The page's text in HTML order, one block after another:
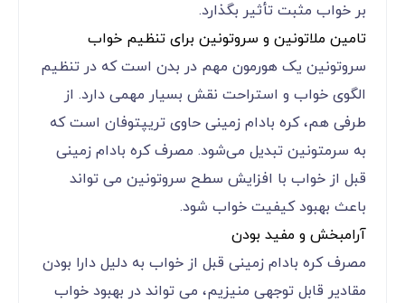
بر خواب مثبت تأثیر بگذارد.
تامین ملاتونین و سروتونین برای تنظیم خواب
سروتونین یک هورمون مهم در بدن است که در تنظیم
الگوی خواب و استراحت نقش بسیار مهمی دارد. از
طرفی هم، کره بادام زمینی حاوی تریپتوفان است که
به سرمتونین تبدیل می‌شود. مصرف کره بادام زمینی
قبل از خواب با افزایش سطح سروتونین می تواند
باعث بهبود کیفیت خواب شود.
آرامبخش و مفید بودن
مصرف کره بادام زمینی قبل از خواب به دلیل دارا بودن
مقادیر قابل توجهی منیزیم، می تواند در بهبود خواب